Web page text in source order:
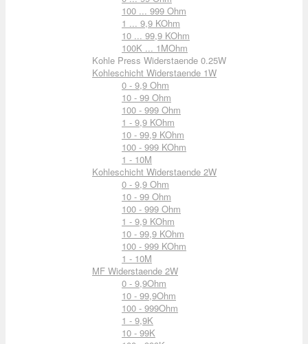
100 ... 999 Ohm
1 ... 9,9 KOhm
10 ... 99,9 KOhm
100K ... 1MOhm
Kohle Press Widerstaende 0.25W
Kohleschicht Widerstaende 1W
0 - 9,9 Ohm
10 - 99 Ohm
100 - 999 Ohm
1 - 9,9 KOhm
10 - 99,9 KOhm
100 - 999 KOhm
1 - 10M
Kohleschicht Widerstaende 2W
0 - 9,9 Ohm
10 - 99 Ohm
100 - 999 Ohm
1 - 9,9 KOhm
10 - 99,9 KOhm
100 - 999 KOhm
1 - 10M
MF Widerstaende 2W
0 - 9,9Ohm
10 - 99,9Ohm
100 - 999Ohm
1 - 9,9K
10 - 99K